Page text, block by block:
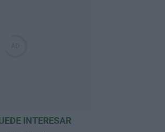
INTERESAR